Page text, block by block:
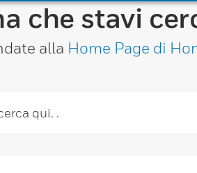
che stavi
alla Home Page di